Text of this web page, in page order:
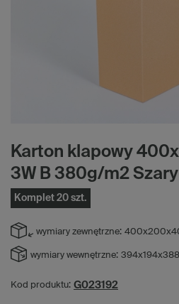
Karton klapowy
3W B 380g/m2 Szary
Komplet 20 szt.
wymiary zewnętrzne:
wymiary wewnętrzne:
Kod produktu: G023192